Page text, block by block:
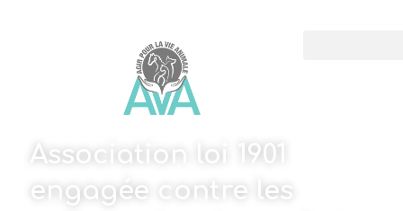
Association loi 1901
engagée contre les